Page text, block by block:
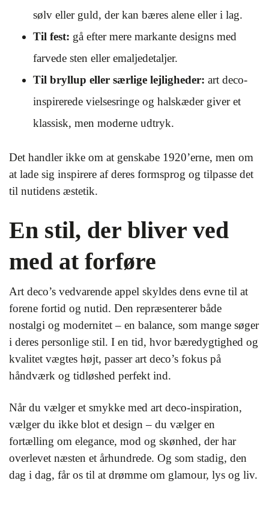
sølv eller guld, der kan bæres alene eller i lag.
Til fest: gå efter mere markante designs med
farvede sten eller emaljedetaljer.
Til bryllup eller særlige lejligheder: art deco-
inspirerede vielsesringe og halskæder giver et
klassisk, men moderne udtryk.
Det handler ikke om at genskabe 1920’erne, men om
at lade sig inspirere af deres formsprog og tilpasse det
til nutidens æstetik.
En stil, der bliver ved
med at forføre
Art deco’s vedvarende appel skyldes dens evne til at
forene fortid og nutid. Den repræsenterer både
nostalgi og modernitet – en balance, som mange søger
i deres personlige stil. I en tid, hvor bæredygtighed og
kvalitet vægtes højt, passer art deco’s fokus på
håndværk og tidløshed perfekt ind.
Når du vælger et smykke med art deco-inspiration,
vælger du ikke blot et design – du vælger en
fortælling om elegance, mod og skønhed, der har
overlevet næsten et århundrede. Og som stadig, den
dag i dag, får os til at drømme om glamour, lys og liv.